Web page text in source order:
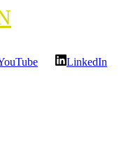
LinkedIn